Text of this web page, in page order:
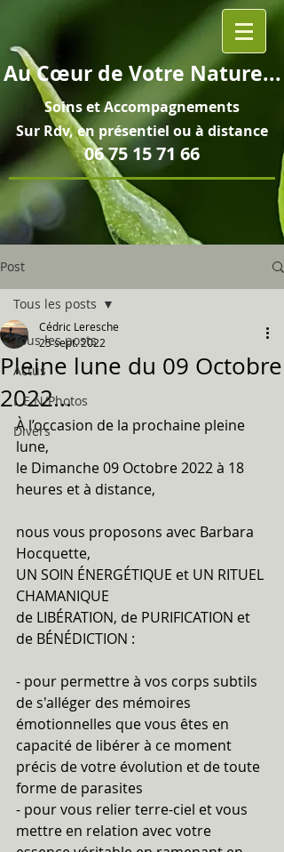
AuCœurde Votre Nature...
Soins etAccompagnements
Sur Rdv, en présentiel ou à distance
06 75 15 71 66
Post
Tous les posts
Actus
L.E.N/Photos
Divers
Tous les posts
Pleine lune du 09 Octobre
2022...
Cédric Leresche
25 sept. 2022
À l’occasion de la prochaine pleine
lune,
le Dimanche 09 Octobre 2022 à 18
heures et à distance,
nous vous proposons avec Barbara
Hocquette,
UN SOIN ÉNERGÉTIQUE et UN RITUEL
CHAMANIQUE
de LIBÉRATION, de PURIFICATION et
de BÉNÉDICTION :
- pour permettre à vos corps subtils
de s'alléger des mémoires
émotionnelles que vous êtes en
capacité de libérer à ce moment
précis de votre évolution et de toute
forme de parasites
- pour vous relier terre-ciel et vous
mettre en relation avec votre